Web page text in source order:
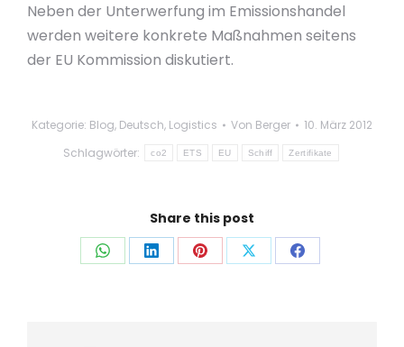
Neben der Unterwerfung im Emissionshandel
werden weitere konkrete Maßnahmen seitens
der EU Kommission diskutiert.
Kategorie: Blog, Deutsch, Logistics Von Berger
10. März 2012
Schlagwörter:
co2 ETS EU Schiff Zertifikate
Share this post
Auf
Auf
Auf
Auf
Auf